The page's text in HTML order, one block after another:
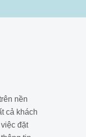
nền
cả khách
đặt